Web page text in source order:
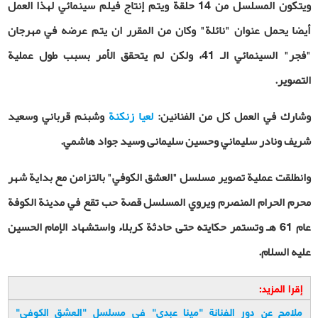
ويتكون المسلسل من 14 حلقة ويتم إنتاج فيلم سينمائي لهذا العمل
أيضا يحمل عنوان "نائلة" وكان من المقرر ان يتم عرضه في مهرجان
"فجر" السينمائي الـ 41، ولكن لم يتحقق الأمر بسبب طول عملية
التصوير.
وشارك في العمل كل من الفنانين:لعيا زنكنة وشبنم قرباني وسعيد
شريف ونادر سليماني وحسين سليمانی وسيد جواد هاشمي.
وانطلقت عملية تصوير مسلسل "العشق الكوفي" بالتزامن مع بداية شهر
محرم الحرام المنصرم ويروي المسلسل قصة حب تقع في مدينة الكوفة
عام 61 هـ وتستمر حكايته حتى حادثة كربلاء واستشهاد الإمام الحسين
عليه السلام.
إقرا المزيد:
ملامح عن دور الفنانة "مينا عبدي" في مسلسل "العشق الكوفي"